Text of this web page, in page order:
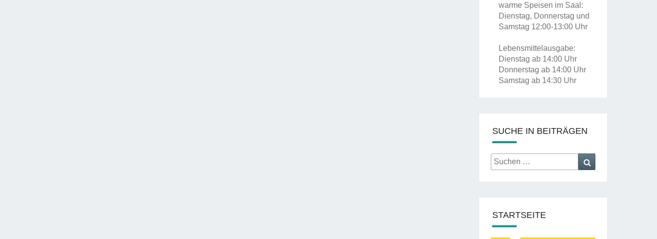
warme Speisen im Saal:
Dienstag, Donnerstag und
Samstag 12:00-13:00 Uhr
Lebensmittelausgabe:
Dienstag ab 14:00 Uhr
Donnerstag ab 14:00 Uhr
Samstag ab 14:30 Uhr
SUCHE IN BEITRÄGEN
Suche
nach:
STARTSEITE